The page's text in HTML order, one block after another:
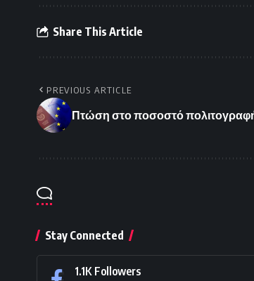
Share This Article
PREVIOUS ARTICLE
Πτώση στο ποσοστό
Stay Connected
1.1K Followers